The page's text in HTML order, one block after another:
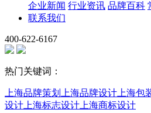
企业新闻 行业资讯 品牌百科
联系我们
400-622-6167
热门关键词：
上海品牌策划 上海品牌设计 上海包
设计 上海标志设计 上海商标设计